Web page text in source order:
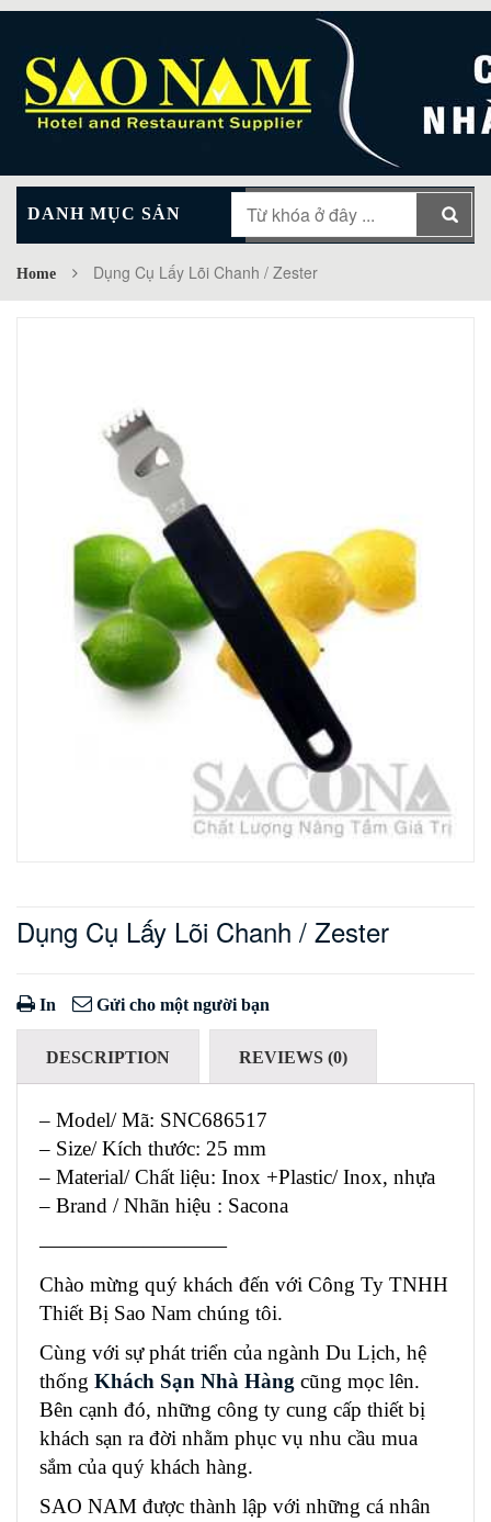
DANH MỤC SẢN
PHẨM
MAIN MENU
Home Dụng Cụ Lấy Lõi Chanh / Zester
Dụng Cụ Lấy Lõi Chanh / Zester
In Gửi cho một người bạn
DESCRIPTION REVIEWS (0)
– Model/ Mã: SNC686517
– Size/ Kích thước: 25 mm
– Material/ Chất liệu: Inox +Plastic/ Inox, nhựa
– Brand / Nhãn hiệu : Sacona
—————————
Chào mừng quý khách đến với Công Ty TNHH
Thiết Bị Sao Nam chúng tôi.
Cùng với sự phát triển của ngành Du Lịch, hệ
thống Khách Sạn Nhà Hàng cũng mọc lên.
Bên cạnh đó, những công ty cung cấp thiết bị
khách sạn ra đời nhằm phục vụ nhu cầu mua
sắm của quý khách hàng.
SAO NAM được thành lập với những cá nhân